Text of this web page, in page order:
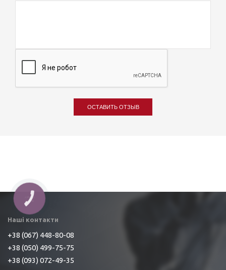
ОСТАВИТЬ ОТЗЫВ
Наші контакти
+38 (067) 448-80-08
+38 (050) 499-75-75
+38 (093) 072-49-35